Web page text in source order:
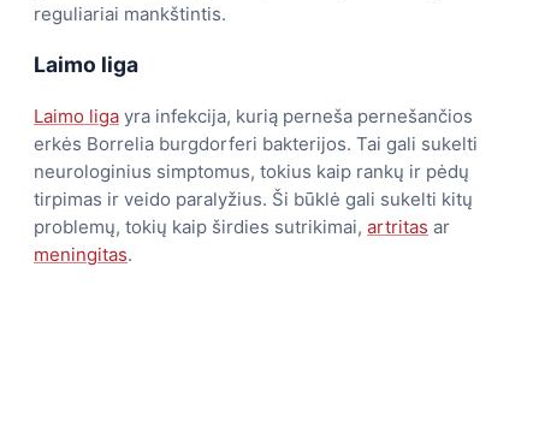
reguliariai mankštintis.
Laimo liga
Laimo liga yra infekcija, kurią perneša pernešančios
erkės Borrelia burgdorferi bakterijos. Tai gali sukelti
neurologinius simptomus, tokius kaip rankų ir pėdų
tirpimas ir veido paralyžius. Ši būklė gali sukelti kitų
problemų, tokių kaip širdies sutrikimai, artritas ar
meningitas.